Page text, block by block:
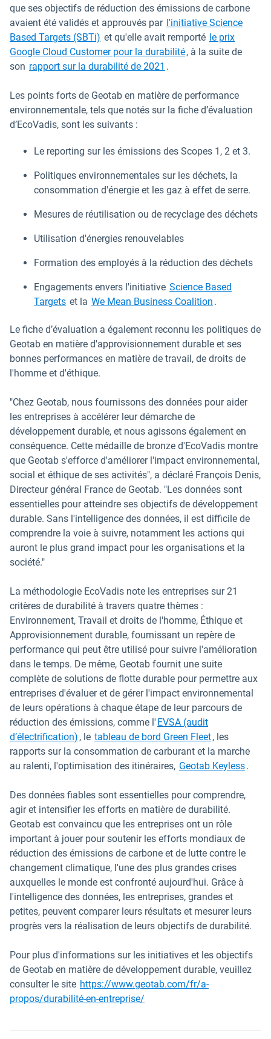
que ses objectifs de réduction des émissions de carbone
avaient été validés et approuvés par l'initiative Science
Based Targets (SBTi) et qu'elle avait remporté le prix
Google Cloud Customer pour la durabilité, à la suite de
son rapport sur la durabilité de 2021 .
Les points forts de Geotab en matière de performance
environnementale, tels que notés sur la fiche d’évaluation
d’EcoVadis, sont les suivants :
Le reporting sur les émissions des Scopes 1, 2 et 3.
Politiques environnementales sur les déchets, la
consommation d'énergie et les gaz à effet de serre.
Mesures de réutilisation ou de recyclage des déchets
Utilisation d'énergies renouvelables
Formation des employés à la réduction des déchets
Engagements envers l'initiative Science Based
TargetsOuvrir dans une nouvelle fenêtre
et la We Mean Business Coalition Ouvrir dans
.
Le fiche d’évaluation a également reconnu les politiques de
Geotab en matière d'approvisionnement durable et ses
bonnes performances en matière de travail, de droits de
l'homme et d'éthique.
"Chez Geotab, nous fournissons des données pour aider
les entreprises à accélérer leur démarche de
développement durable, et nous agissons également en
conséquence. Cette médaille de bronze d'EcoVadis montre
que Geotab s'efforce d'améliorer l'impact environnemental,
social et éthique de ses activités", a déclaré François Denis,
Directeur général France de Geotab. "Les données sont
essentielles pour atteindre ses objectifs de développement
durable. Sans l'intelligence des données, il est difficile de
comprendre la voie à suivre, notamment les actions qui
auront le plus grand impact pour les organisations et la
société."
La méthodologie EcoVadis note les entreprises sur 21
critères de durabilité à travers quatre thèmes :
Environnement, Travail et droits de l'homme, Éthique et
Approvisionnement durable, fournissant un repère de
performance qui peut être utilisé pour suivre l'amélioration
dans le temps. De même, Geotab fournit une suite
complète de solutions de flotte durable pour permettre aux
entreprises d'évaluer et de gérer l'impact environnemental
de leurs opérations à chaque étape de leur parcours de
réduction des émissions, comme l' EVSA (audit
d’électrification) , le tableau de bord Green Fleet, les
rapports sur la consommation de carburant et la marche
au ralenti, l'optimisation des itinéraires, Geotab Keyless.
Des données fiables sont essentielles pour comprendre,
agir et intensifier les efforts en matière de durabilité.
Geotab est convaincu que les entreprises ont un rôle
important à jouer pour soutenir les efforts mondiaux de
réduction des émissions de carbone et de lutte contre le
changement climatique, l'une des plus grandes crises
auxquelles le monde est confronté aujourd'hui. Grâce à
l'intelligence des données, les entreprises, grandes et
petites, peuvent comparer leurs résultats et mesurer leurs
progrès vers la réalisation de leurs objectifs de durabilité.
Pour plus d'informations sur les initiatives et les objectifs
de Geotab en matière de développement durable, veuillez
consulter le site https://www.geotab.com/fr/a-
propos/durabilité-en-entreprise/